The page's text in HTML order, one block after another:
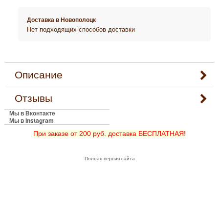
Доставка вНовополоцк
Нет подходящих способов доставки
Описание
Отзывы
Мы в Вконтакте
Мы в Instagram
При заказе от 200 руб. доставка БЕСПЛАТНАЯ!
Полная версия сайта